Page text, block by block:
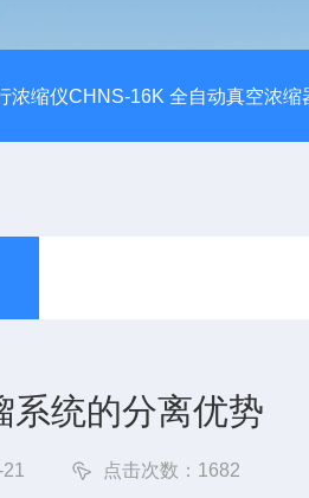
浓缩仪CHNS-16K 全自动真空浓缩
系统的分离优势
点击次数：1682